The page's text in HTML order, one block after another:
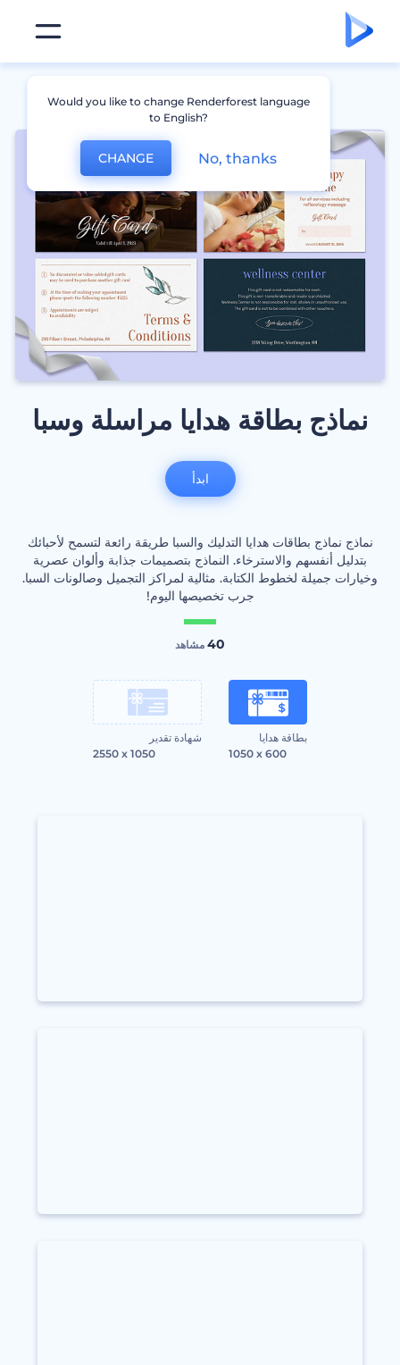
نماذج بطاقة هدايا مراسلة وسبا
نماذج نماذج بطاقات هدايا التدليك والسبا طريقة رائعة لتسمح لأحبائك
بتدليل أنفسهم والاسترخاء. النماذج بتصميمات جذابة وألوان عصرية
وخيارات جميلة لخطوط الكتابة. مثالية لمراكز التجميل وصالونات السبا.
جرب تخصيصها اليوم!
40 مشاهد
بطاقة هدايا
1050 x 600
شهادة تقدير
2550 x 1050
ابدأ
Would you like to change Renderforest language
to English?
CHANGE No, thanks